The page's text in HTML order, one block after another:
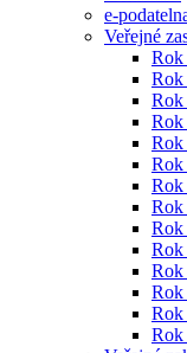
e-
Veřejné
Rok
Rok
Rok
Rok
Rok
Rok
Rok
Rok
Rok
Rok
Rok
Rok
Rok
Rok